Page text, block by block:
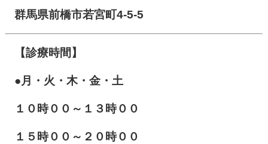
群馬県前橋市若宮町4-5-5
【診療時間】
●月・火・木・金・土
１０時００～１３時００
１５時００～２０時００